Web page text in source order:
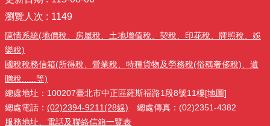
瀏覽人次
1149
陳情系統(地價稅、房屋稅、土地增值稅、契稅、印花稅、牌照稅、娛
樂稅)
國稅稅務信箱(所得稅、營業稅、特種貨物及勞務稅(俗稱奢侈稅)、遺
贈稅......等)
總處地址：100207臺北市中正區羅斯福路1段8號11樓[地圖]
總處電話： (02)2394-9211(28線) 總處傳真：(02)2351-4382
服務地址、電話及聯絡信箱一覽表